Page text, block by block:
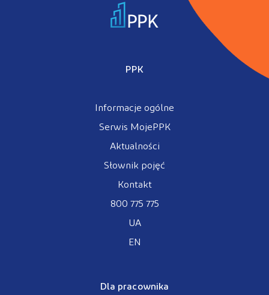
PPK
Informacje ogólne
Serwis MojePPK
Aktualności
Słownik pojęć
Kontakt
800 775 775
UA
EN
Dla pracownika